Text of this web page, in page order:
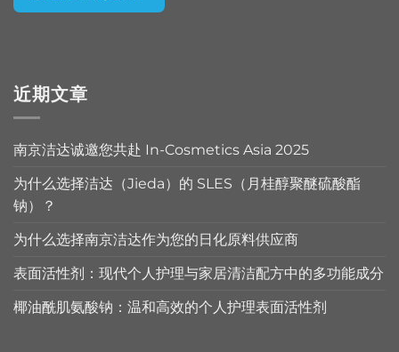
近期文章
南京洁达诚邀您共赴 In-Cosmetics Asia 2025
为什么选择洁达（Jieda）的 SLES（月桂醇聚醚硫酸酯
钠）？
为什么选择南京洁达作为您的日化原料供应商
表面活性剂：现代个人护理与家居清洁配方中的多功能成分
椰油酰肌氨酸钠：温和高效的个人护理表面活性剂